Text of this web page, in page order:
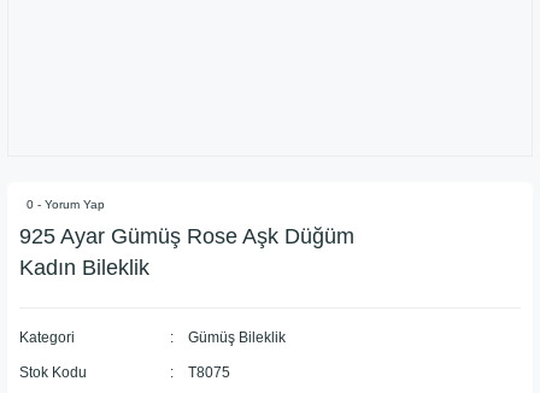
0 - Yorum Yap
925 Ayar Gümüş Rose Aşk Düğüm
Kadın Bileklik
Kategori Gümüş Bileklik
Stok Kodu T8075